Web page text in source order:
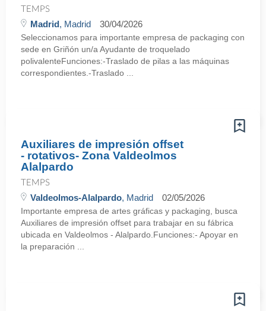
TEMPS
Madrid, Madrid 30/04/2026
Seleccionamos para importante empresa de packaging con
sede en Griñón un/a Ayudante de troquelado
polivalenteFunciones:-Traslado de pilas a las máquinas
correspondientes.-Traslado ...
Auxiliares de impresión offset
- rotativos- Zona Valdeolmos
Alalpardo
TEMPS
Valdeolmos-Alalpardo, Madrid 02/05/2026
Importante empresa de artes gráficas y packaging, busca
Auxiliares de impresión offset para trabajar en su fábrica
ubicada en Valdeolmos - Alalpardo.Funciones:- Apoyar en
la preparación ...